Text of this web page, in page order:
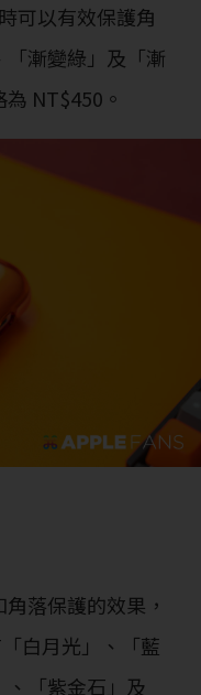
可以有效保護角
漸變綠」及「漸
NT$450。
落保護的效果，
白月光」、「藍
「紫金石」及